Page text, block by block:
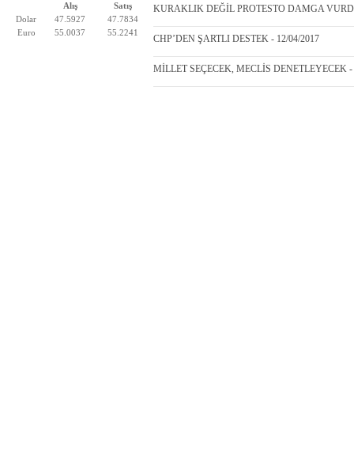
Alış
Satış
Dolar
47.5927
47.7834
Euro
55.0037 55.2241
KURAKLIK DEĞİL PROTESTO DAMGA
CHP’DEN ŞARTLI DESTEK - 12/04/2017
MİLLET SEÇECEK, MECLİS DENETLEYECEK -